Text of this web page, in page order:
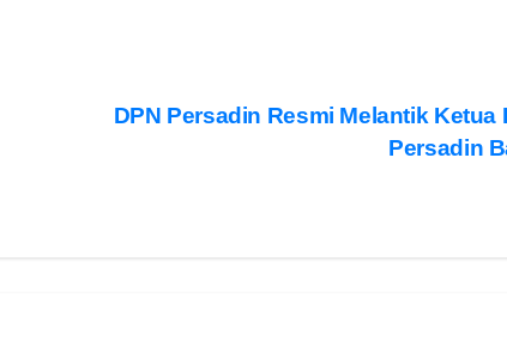
DPN Persadin Resmi Melantik Ketua
Persadin